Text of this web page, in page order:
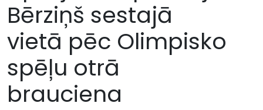
Bērziņš sestajā
vietā pēc Olimpisko
spēļu otrā
brauciena